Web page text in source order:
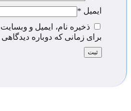
ایمیل *
ذخیره نام، ایمیل و
برای زمانی که دوباره